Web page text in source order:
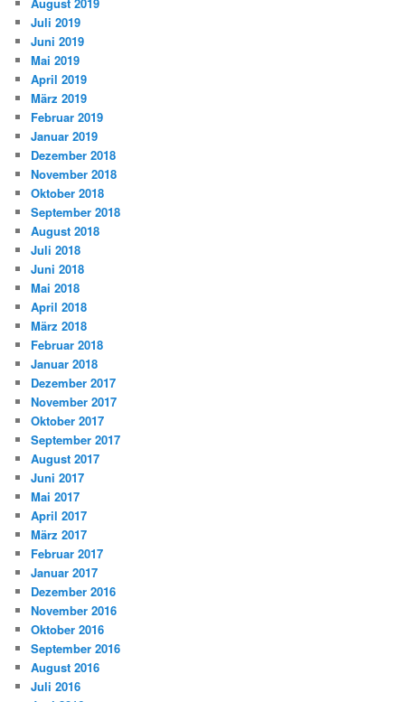
Juli 2019
Juni 2019
Mai 2019
April 2019
März 2019
Februar 2019
Januar 2019
Dezember 2018
November 2018
Oktober 2018
September 2018
August 2018
Juli 2018
Juni 2018
Mai 2018
April 2018
März 2018
Februar 2018
Januar 2018
Dezember 2017
November 2017
Oktober 2017
September 2017
August 2017
Juni 2017
Mai 2017
April 2017
März 2017
Februar 2017
Januar 2017
Dezember 2016
November 2016
Oktober 2016
September 2016
August 2016
Juli 2016